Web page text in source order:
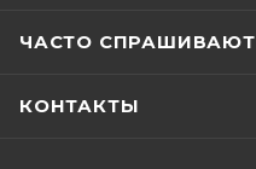
ЧАСТО СПРАШИВАЮТ
КОНТАКТЫ